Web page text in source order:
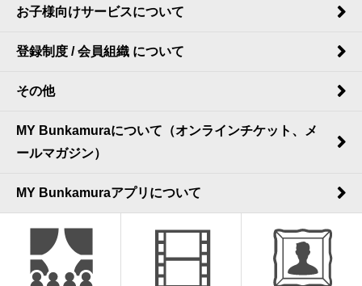
お子様向けサービスについて
登録制度 / 会員組織 について
その他
MY Bunkamuraについて（オンラインチケット、メ
ールマガジン）
MY Bunkamuraアプリについて